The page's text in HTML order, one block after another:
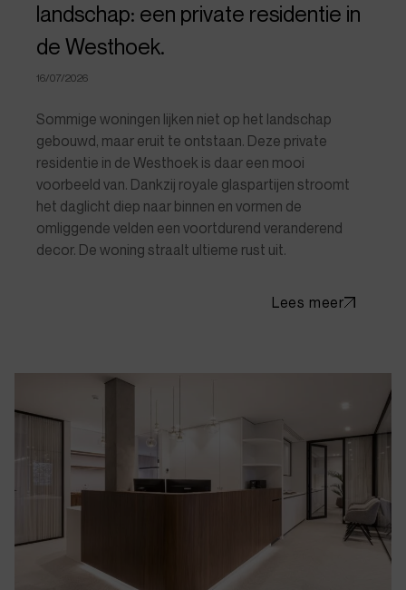
landschap: een private residentie in
de Westhoek.
16/07/2026
Sommige woningen lijken niet op het landschap
gebouwd, maar eruit te ontstaan. Deze private
residentie in de Westhoek is daar een mooi
voorbeeld van. Dankzij royale glaspartijen stroomt
het daglicht diep naar binnen en vormen de
omliggende velden een voortdurend veranderend
decor. De woning straalt ultieme rust uit.
Lees meer